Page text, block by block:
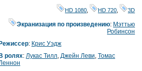
HD 1080 HD 720 3D
Экранизация по произведению: Мэттью
Робинсон
Режиссер: Крис Уэдж
В ролях: Лукас Тилл, Джейн Леви, Томас